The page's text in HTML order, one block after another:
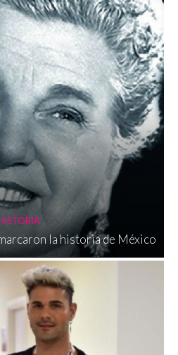
la historia de México